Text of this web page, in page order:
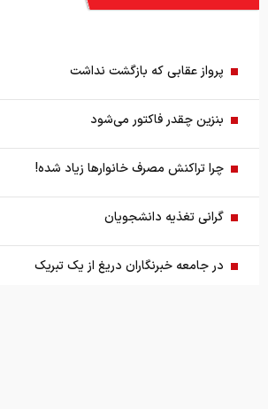
پرواز عقابی که بازگشت نداشت
بنزین چقدر فاکتور می‌شود
چرا تراکنش مصرف خانوارها زیاد شده!
گرانی تغذیه دانشجویان
در جامعه خبرنگاران دریغ از یک تبریک